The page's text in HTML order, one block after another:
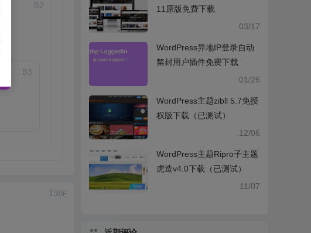
B2
B3
198 F
11原版免费下载
03/17
WordPress异地IP登录自动
禁封用户插件免费下载
01/26
WordPress主题zibll 5.7免授
权版下载（已测试）
12/06
WordPress主题Ripro子主题
虎造v4.0下载（已测试）
11/07